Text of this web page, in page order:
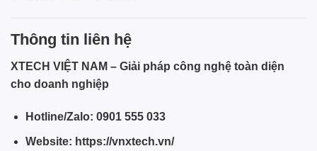
Thông tin liên hệ
XTECH VIỆT NAM – Giải pháp công nghệ toàn diện
cho doanh nghiệp
Hotline/Zalo: 0901 555 033
Website: https://vnxtech.vn/